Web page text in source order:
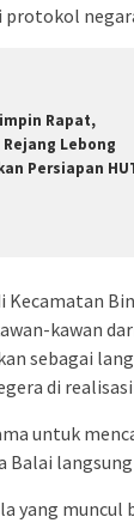
protokol
Rapat,
Lebong
Persiapan
kawan
sebagai
di
untuk
yang muncul